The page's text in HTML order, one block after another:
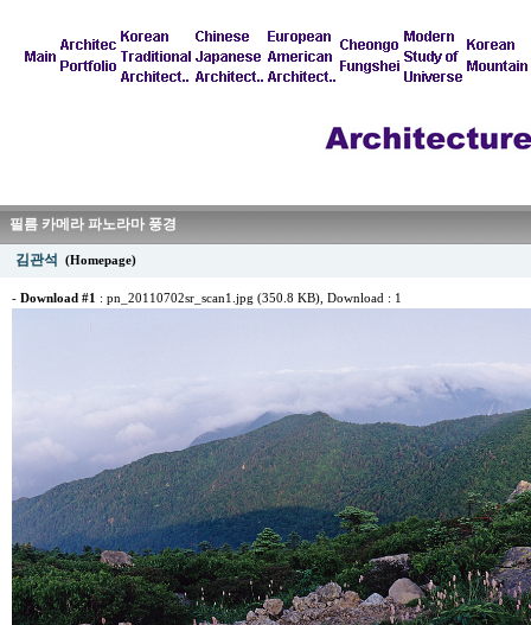
필름 카메라 파노라마 풍경
김관석 (Homepage)
- Download #1 : pn_20110702sr_scan1.jpg (350.8 KB) , Download : 1